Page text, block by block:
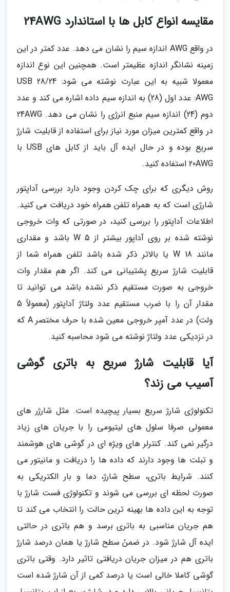
مقایسه انواع کابل ها با استاندارد 24AWG
در واقع AWG اندازه سیم را نشان می دهد. عدد کمتر در این
زمینه نشانگر اندازه عظیمتر است. همچنین این نوع اندازه
معمولا شبیه به این عبارت نوشته می شود: USB 28/24
AWG: عدد اول (28) به اندازه سیم داده اشاره می کند و عدد
دوم (24) اندازه سیم منبع انرژی را نشان می دهد. 24AWG
در واقع کمترین میزان مورد نیاز برای استفاده از قابلیت شارژ
سریع بوده و در حال ایده آل باید از کابل های USB با
20AWG استفاده کنید.
روش دیگری که برای چک کردن وجود دارد بررسی آداپتور
شارژی است که به همراه تلفن همراه خود دریافت می کنید.
اطلاعات آداپتور را بررسی کنید، در صورتی که وات خروجی
نوشته شده بر روی آداپور بیشتر از W 5 باشد و مقداری
مانند W 18 یا بالاتر ذکر شده باشد تلفن همراه شما از
قابلیت شارژ سریع پشتیبانی می کند. اگر هم مقدار وات
خروجی به صورت مستقیم ذکر نشده باشد می توانید تا
مقدار آن را با ضرب مستقیم عدد ولتاژ آداپتور (معمولاً 5
ولت) در عدد آمپر خروجی معین شده با حرف مختصر A که
در نزدیکی عدد ولتاژ نوشته می شود محاسبه کنید.
آیا قابلیت شارژ سریع به باتری گوشی
آسیب می زند؟
تکنولوژی شارژ سریع بسیار پیچیده است. مثل شارژر های
معمولی صرفا سلول های لیتیومی را با جریان های زیاد
درگیر نمی کند. کنترلر های ویژه ای در گوشی های هوشمند
و تبلت ها وجود دارند که داده ها را دریافت و مانیتور می
کنند. شرایط باتری، سطح شارژ، دما و بار الکتریکی به
صورت لحظه ای بررسی می شوند و تکنولوژی فست شارژ با
توجه به این داده ها بهینه ترین حالت را انتخاب می کند تا
هم جریان مناسبی به باتری برسد و هم باتری در حالتی
ایده آل شارژ شود. در ضمنً سطح شارژ یا همان درصد شارژ
باتری هم در میزان جریان دریافتی تاثیر دارد. وقتی باتری
گوشی کاملا خالی است یا درصد کمی از آن شارژ شده است